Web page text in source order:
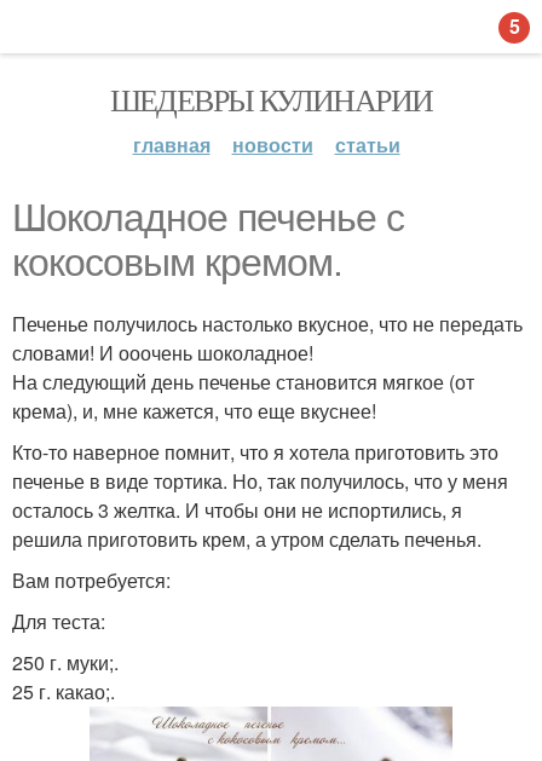
ШЕДЕВРЫ КУЛИНАРИИ
главная новости статьи
Шоколадное печенье с
кокосовым кремом.
Печенье получилось настолько вкусное, что не передать
словами! И ооочень шоколадное!
На следующий день печенье становится мягкое (от
крема), и, мне кажется, что еще вкуснее!
Кто-то наверное помнит, что я хотела приготовить это
печенье в виде тортика. Но, так получилось, что у меня
осталось 3 желтка. И чтобы они не испортились, я
решила приготовить крем, а утром сделать печенья.
Вам потребуется:
Для теста:
250 г. муки;.
25 г. какао;.
5